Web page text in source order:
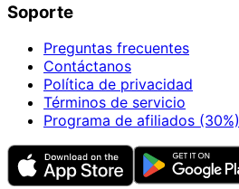
Soporte
Preguntas frecuentes
Contáctanos
Política de privacidad
Términos de servicio
Programa de afiliados (30%)